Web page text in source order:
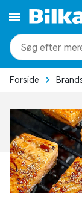
Forside